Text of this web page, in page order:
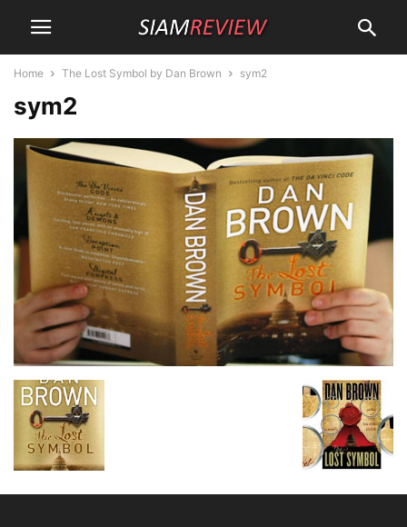
Home The Lost Symbol by Dan Brown sym2
sym2